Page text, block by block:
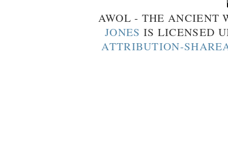
AWOL - THE ANCIENT
JONES IS LICENSED
ATTRIBUTION-